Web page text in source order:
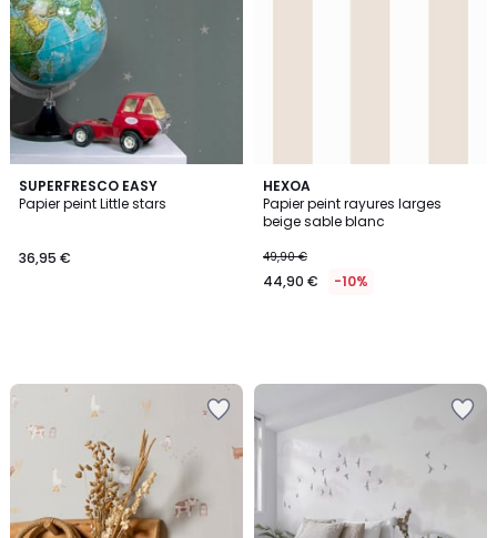
SUPERFRESCO EASY
Papier peint Little stars
36,95 €
HEXOA
Papier peint rayures larges
beige sable blanc
49,90 €
44,90 € -10%